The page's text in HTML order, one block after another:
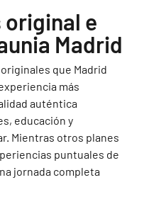
original e
Madrid
que Madrid
más
auténtica
educación y
Mientras otros planes
puntuales de
jornada completa